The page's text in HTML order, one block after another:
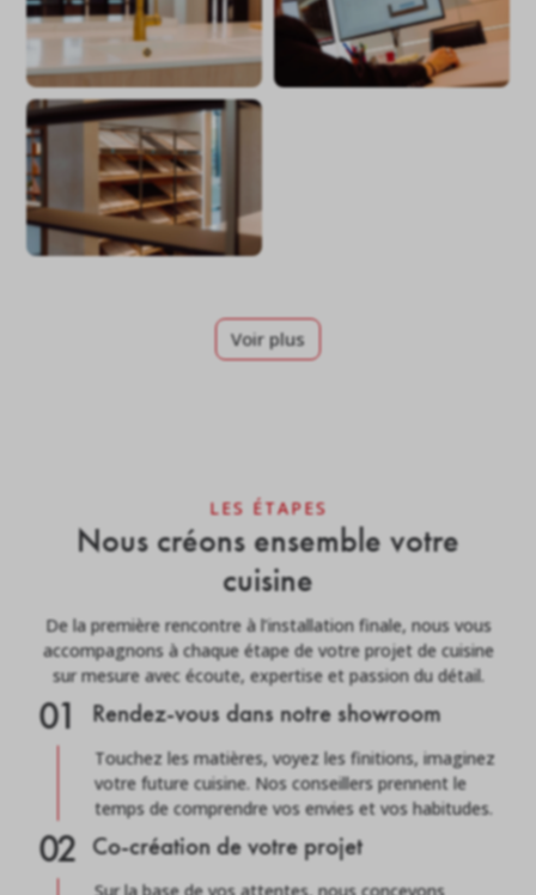
Voir plus
LES ÉTAPES
Nous créons ensemble votre
cuisine
De la première rencontre à l’installation finale, nous vous
accompagnons à chaque étape de votre projet de cuisine
sur mesure avec écoute, expertise et passion du détail.
01 Rendez-vous dans notre showroom
Touchez les matières, voyez les finitions, imaginez
votre future cuisine. Nos conseillers prennent le
temps de comprendre vos envies et vos habitudes.
02 Co-création de votre projet